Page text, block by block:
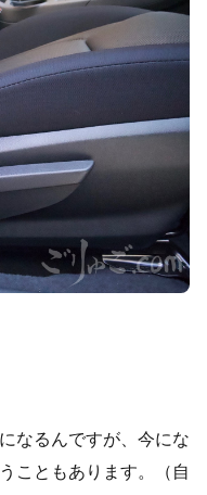
なるんですが、今にな
こともあります。（自